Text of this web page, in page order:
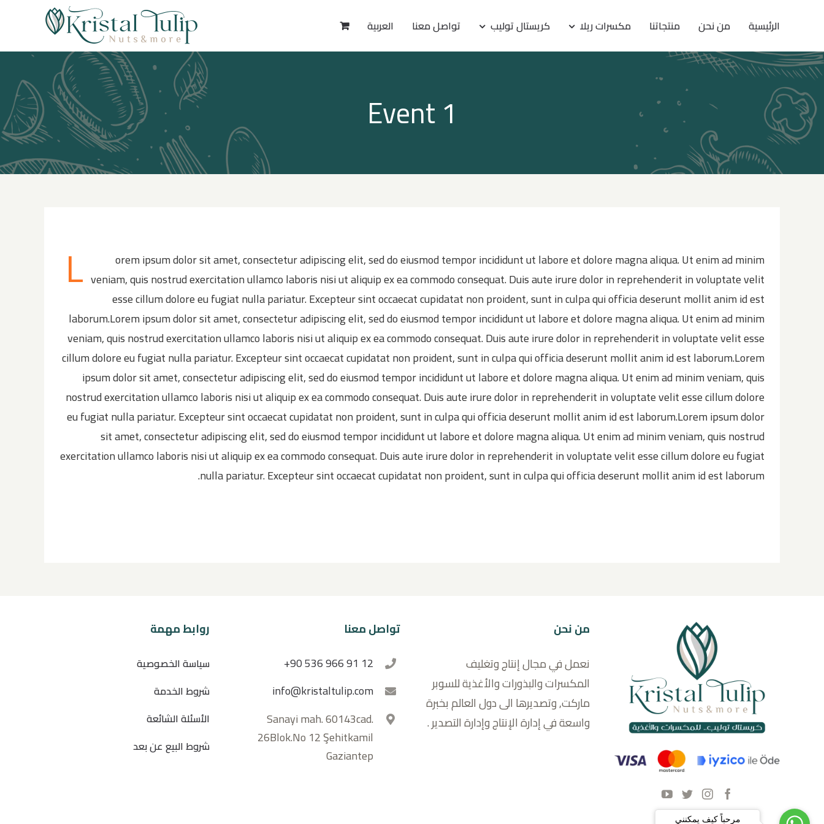
content
الرئيسية من نحن منتجاتنا مكسرات ريلا كريستال توليب تواصل معنا العربية
Event 1
L
orem ipsum dolor sit amet, consectetur adipiscing elit, sed do eiusmod tempor incididunt ut labore et dolore magna aliqua. Ut enim ad minim
veniam, quis nostrud exercitation ullamco laboris nisi ut aliquip ex ea commodo consequat. Duis aute irure dolor in reprehenderit in voluptate velit
esse cillum dolore eu fugiat nulla pariatur. Excepteur sint occaecat cupidatat non proident, sunt in culpa qui officia deserunt mollit anim id est
laborum.Lorem ipsum dolor sit amet, consectetur adipiscing elit, sed do eiusmod tempor incididunt ut labore et dolore magna aliqua. Ut enim ad minim
veniam, quis nostrud exercitation ullamco laboris nisi ut aliquip ex ea commodo consequat. Duis aute irure dolor in reprehenderit in voluptate velit esse
cillum dolore eu fugiat nulla pariatur. Excepteur sint occaecat cupidatat non proident, sunt in culpa qui officia deserunt mollit anim id est laborum.Lorem
ipsum dolor sit amet, consectetur adipiscing elit, sed do eiusmod tempor incididunt ut labore et dolore magna aliqua. Ut enim ad minim veniam, quis
nostrud exercitation ullamco laboris nisi ut aliquip ex ea commodo consequat. Duis aute irure dolor in reprehenderit in voluptate velit esse cillum dolore
eu fugiat nulla pariatur. Excepteur sint occaecat cupidatat non proident, sunt in culpa qui officia deserunt mollit anim id est laborum.Lorem ipsum dolor
sit amet, consectetur adipiscing elit, sed do eiusmod tempor incididunt ut labore et dolore magna aliqua. Ut enim ad minim veniam, quis nostrud
exercitation ullamco laboris nisi ut aliquip ex ea commodo consequat. Duis aute irure dolor in reprehenderit in voluptate velit esse cillum dolore eu fugiat
nulla pariatur. Excepteur sint occaecat cupidatat non proident, sunt in culpa qui officia deserunt mollit anim id est laborum.
من نحن
نعمل في مجال إنتاج وتغليف
المكسرات والبذورات والأغذية للسوبر
ماركت, وتصديرها الى دول العالم بخبرة
واسعة في إدارة الإنتاج وإدارة التصدير .
تواصل معنا
+90 536 966 91 12
info@kristaltulip.com
Sanayi mah. 60143cad.
26Blok.No 12 Şehitkamil
Gaziantep
روابط مهمة
سياسة الخصوصية
شروط الخدمة
الأسئلة الشائعة
شروط البيع عن بعد
مرحباً كيف يمكنني